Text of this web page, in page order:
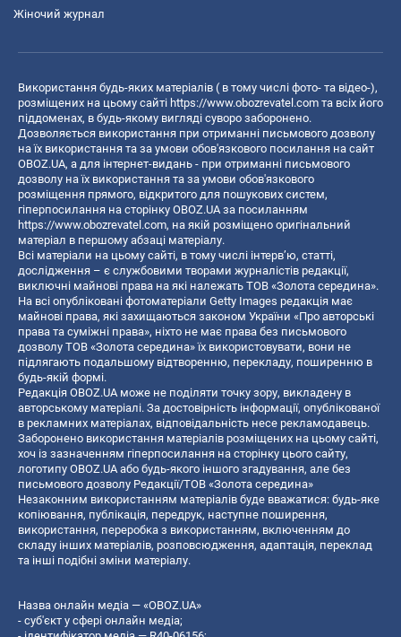
Жіночий журнал
Використання будь-яких матеріалів ( в тому числі фото- та відео-),
розміщених на цьому сайті https://www.obozrevatel.com та всіх його
піддоменах, в будь-якому вигляді суворо заборонено.
Дозволяється використання при отриманні письмового дозволу
на їх використання та за умови обов'язкового посилання на сайт
OBOZ.UA, а для інтернет-видань - при отриманні письмового
дозволу на їх використання та за умови обов'язкового
розміщення прямого, відкритого для пошукових систем,
гіперпосилання на сторінку OBOZ.UA за посиланням
https://www.obozrevatel.com, на якій розміщено оригінальний
матеріал в першому абзаці матеріалу.
Всі матеріали на цьому сайті, в тому числі інтерв’ю, статті,
дослідження – є службовими творами журналістів редакції,
виключні майнові права на які належать ТОВ «Золота середина».
На всі опубліковані фотоматеріали Getty Images редакція має
майнові права, які захищаються законом України «Про авторські
права та суміжні права», ніхто не має права без письмового
дозволу ТОВ «Золота середина» їх використовувати, вони не
підлягають подальшому відтворенню, перекладу, поширенню в
будь-якій формі.
Редакція OBOZ.UA може не поділяти точку зору, викладену в
авторському матеріалі. За достовірність інформації, опублікованої
в рекламних матеріалах, відповідальність несе рекламодавець.
Заборонено використання матеріалів розміщених на цьому сайті,
хоч із зазначенням гіперпосилання на сторінку цього сайту,
логотипу OBOZ.UA або будь-якого іншого згадування, але без
письмового дозволу Редакції/ТОВ «Золота середина»
Незаконним використанням матеріалів буде вважатися: будь-яке
копiювання, публiкацiя, передрук, наступне поширення,
використання, переробка з використанням, включенням до
складу інших матеріалів, розповсюдження, адаптація, переклад
та інші подібні зміни матеріалу.
Назва онлайн медіа — «OBOZ.UA»
- суб'єкт у сфері онлайн медіа;